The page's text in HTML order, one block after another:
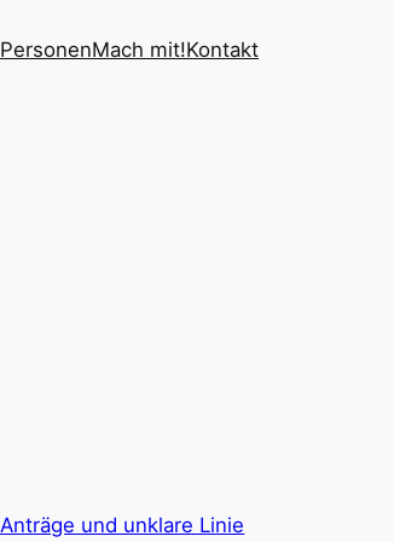
PersonenMach mit!Kontakt